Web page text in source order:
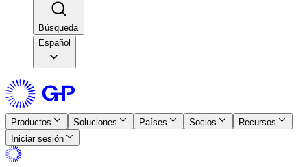
Búsqueda​​
Español
Productos​​ Soluciones​​ Países​​ Socios​​
Recursos​​
Iniciar sesión​​